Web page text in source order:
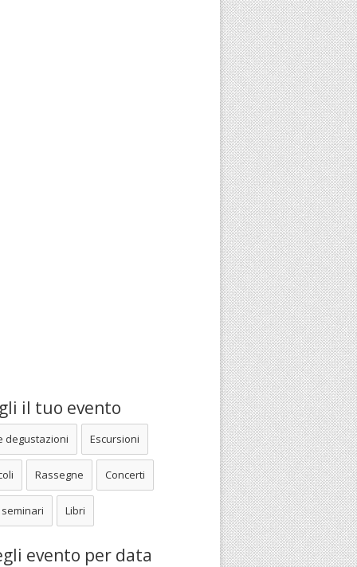
il tuo evento
degustazioni Escursioni
Rassegne Concerti
Libri
evento per data